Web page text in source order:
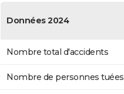
Données 2024
Nombre total d'accidents
Nombre de personnes tuées